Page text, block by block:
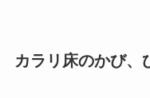
カラリ床のかび、